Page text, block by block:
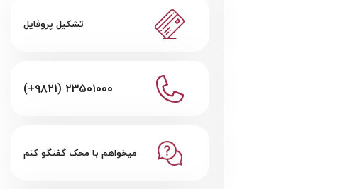
تشکیل پروفایل
(+۹۸۲۱) ۲۳۵۰۱۰۰۰
میخواهم با محک گفتگو کنم